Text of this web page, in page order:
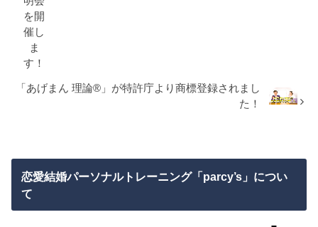
「あげまん 理論®︎」が特許庁より商標登録されまし
た！
恋愛結婚パーソナルトレーニング「parcy’s」につい
て